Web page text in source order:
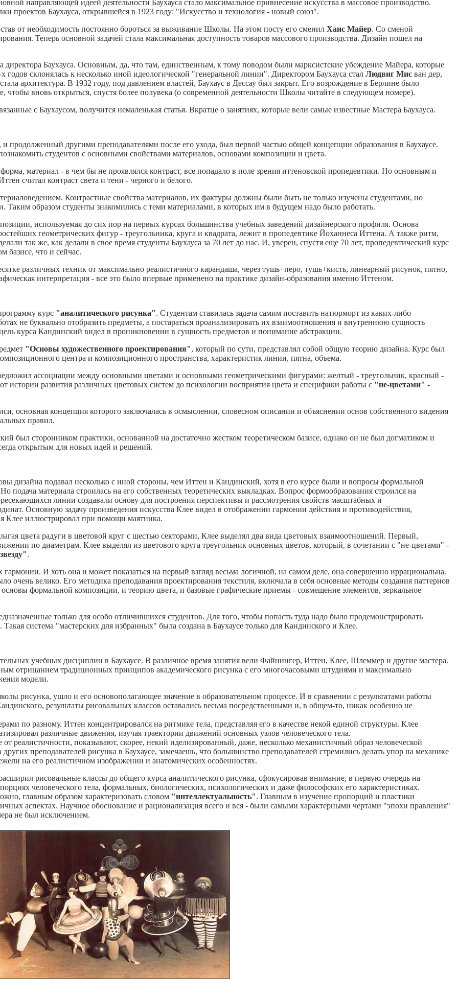
направляющей идеей деятельности Баухауса стало максимальное привнесение искусства в массовое производство.
проектов Баухауса, открывшейся в 1923 году: "Искусство и технология - новый союз".
от необходимость постоянно бороться за выживание Школы. На этом посту его сменил Ханс Майер. Со сменой
Теперь основной задачей стала максимальная доступность товаров массового производства. Дизайн пошел на
Баухауса. Основным, да, что там, единственным, к тому поводом были марксистские убеждение Майера, которые
склонялась к несколько иной идеологической "генеральной линии". Директором Баухауса стал Людвиг Мис ван дер,
архитектура. В 1932 году, под давлением властей, Баухаус в Дессау был закрыт. Его возрождение в Берлине было
чтобы вновь открыться, спустя более полувека (о современной деятельности Школы читайте в следующем номере).
с Баухаусом, получится немаленькая статья. Вкратце о занятиях, которые вели самые известные Мастера Баухауса.
продолженный другими преподавателями после его ухода, был первой частью общей концепции образования в Баухаусе.
студентов с основными свойствами материалов, основами композиции и цвета.
материал - в чем бы не проявлялся контраст, все попадало в поле зрения иттеновской пропедевтики. Но основным и
считал контраст света и тени - черного и белого.
Контрастные свойства материалов, их фактуры должны были быть не только изучены студентами, но
Таким образом студенты знакомились с теми материалами, в которых им в будущем надо было работать.
используемая до сих пор на первых курсах большинства учебных заведений дизайнерского профиля. Основа
геометрических фигур - треугольника, круга и квадрата, лежит в пропедевтике Йоханнеса Иттена. А также ритм,
так же, как делали в свое время студенты Баухауса за 70 лет до нас. И, уверен, спустя еще 70 лет, пропедевтический курс
базисе, что и сейчас.
различных техник от максимально реалистичного карандаша, через тушь+перо, тушь+кисть, линеарный рисунок, пятно,
интерпретация - все это было впервые применено на практике дизайн-образования именно Иттеном.
курс "аналитического рисунка". Студентам ставилась задача самим поставить натюрморт из каких-либо
не буквально отобразить предметы, а постараться проанализировать их взаимоотношения и внутреннюю сущность
курса Кандинский видел в проникновении в сущность предметов и понимание абстракции.
"Основы художественного проектирования", который по сути, представлял собой общую теорию дизайна. Курс был
центра и композиционного пространства, характеристик линии, пятна, объема.
ассоциации между основными цветами и основными геометрическими фигурами: желтый - треугольник, красный -
истории развития различных цветовых систем до психологии восприятия цвета и специфики работы с "не-цветами" -
основная концепция которого заключалась в осмыслении, словесном описании и объяснении основ собственного видения
правил.
был сторонником практики, основанной на достаточно жестком теоретическом базисе, однако он не был догматиком и
открытым для новых идей и решений.
дизайна подавал несколько с иной стороны, чем Иттен и Кандинский, хотя в его курсе были и вопросы формальной
подача материала строилась на его собственных теоретических выкладках. Вопрос формообразования строился на
линии создавали основу для построения перспективы и рассмотрения свойств масштабных и
Основную задачу произведения искусства Клее видел в отображении гармонии действия и противодействия,
Клее иллюстрировал при помощи маятника.
цвета радуги в цветовой круг с шестью секторами, Клее выделял два вида цветовых взаимоотношений. Первый,
по диаметрам. Клее выделял из цветового круга треугольник основных цветов, который, в сочетании с "не-цветами" -
.
И хоть она и может показаться на первый взгляд весьма логичной, на самом деле, она совершенно иррациональна.
очень велико. Его методика преподавания проектирования текстиля, включала в себя основные методы создания паттернов
формальной композиции, и теорию цвета, и базовые графические приемы - совмещение элементов, зеркальное
только для особо отличившихся студентов. Для того, чтобы попасть туда надо было продемонстрировать
система "мастерских для избранных" была создана в Баухаусе только для Кандинского и Клее.
учебных дисциплин в Баухаусе. В различное время занятия вели Файнингер, Иттен, Клее, Шлеммер и другие мастера.
отрицанием традиционных принципов академического рисунка с его многочасовыми штудиями и максимально
модели.
рисунка, ушло и его основополагающее значение в образовательном процессе. И в сравнении с результатами работы
результаты рисовальных классов оставались весьма посредственными и, в общем-то, никак особенно не
по разному. Иттен концентрировался на ритмике тела, представляя его в качестве некой единой структуры. Клее
различные движения, изучая траектории движений основных узлов человеческого тела.
реалистичности, показывают, скорее, некий иделизированный, даже, несколько механистичный образ человеческой
преподавателей рисунка в Баухаусе, замечаешь, что большинство преподавателей стремились делать упор на механике
на его реалистичном изображении и анатомических особенностях.
рисовальные классы до общего курса аналитического рисунка, сфокусировав внимание, в первую очередь на
человеческого тела, формальных, биологических, психологических и даже философских его характеристиках.
главным образом характеризовать словом "интеллектуальность". Главным в изучение пропорций и пластики
аспектах. Научное обоснование и рационализация всего и вся - были самыми характерными чертами "эпохи правления"
не был исключением.